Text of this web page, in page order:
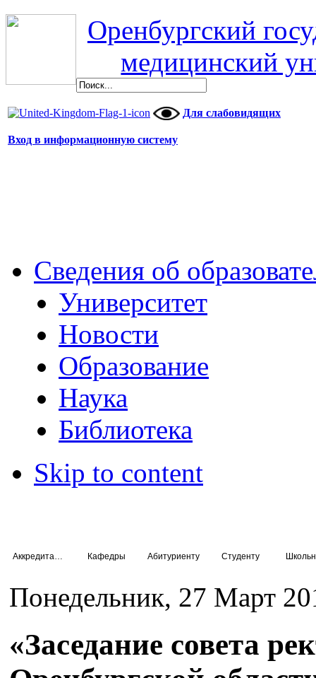
Оренбургский
медицинский
Для слабовидящих
Вход в информационную систему
Сведения об
Университет
Новости
Образование
Наука
Библиотека
Skip to content
Кафедры Абитуриенту Студенту
Понедельник, 27 Март
«Заседание совета